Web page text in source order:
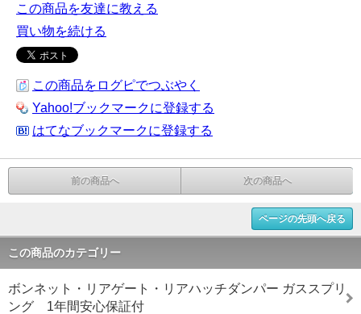
この商品を友達に教える
買い物を続ける
この商品をログピでつぶやく
Yahoo!ブックマークに登録する
はてなブックマークに登録する
前の商品へ 次の商品へ
ページの先頭へ戻る
この商品のカテゴリー
ボンネット・リアゲート・リアハッチダンパー ガススプリ
ング 1年間安心保証付